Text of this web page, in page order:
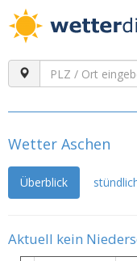
Wetter Aschen
Überblick
Aktuell kein